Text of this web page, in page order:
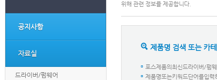
공지사항
자료실
드라이버/펌웨어
위해 관련 정보를 제공합니다.
제품명 검색 또는 카
포스제품의최신드라이버/펌
제품명또는키워드단어를입